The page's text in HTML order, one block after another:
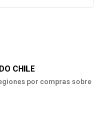
CHILE
por compras sobre